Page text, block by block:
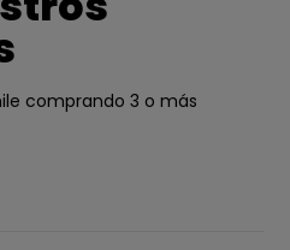
comprando 3 o más